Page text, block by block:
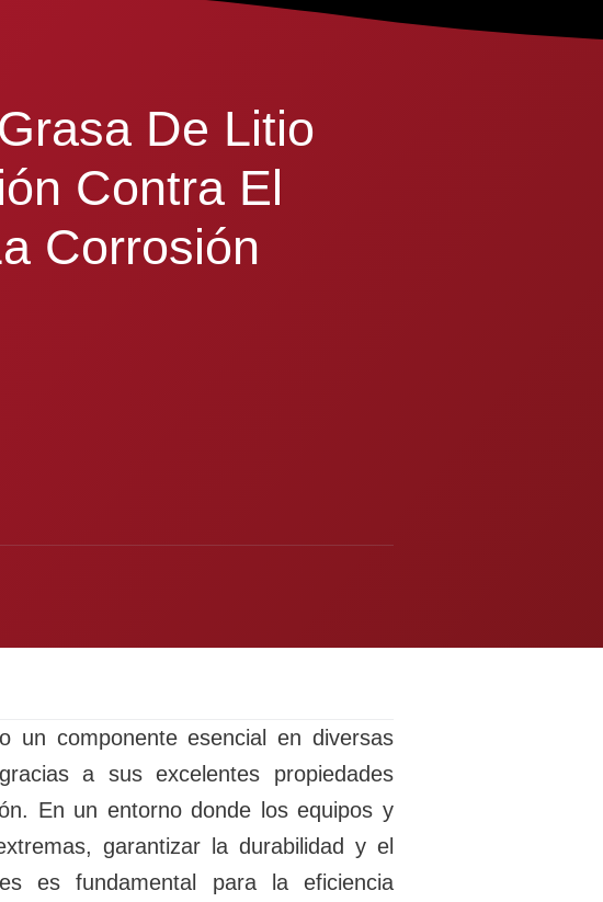
De Litio
Contra El
Corrosión
un componente esencial en diversas
a sus excelentes propiedades
En un entorno donde los equipos y
garantizar la durabilidad y el
es fundamental para la eficiencia